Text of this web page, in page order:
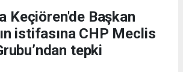
Keçiören'de Başkan
istifasına CHP Meclis
tepki